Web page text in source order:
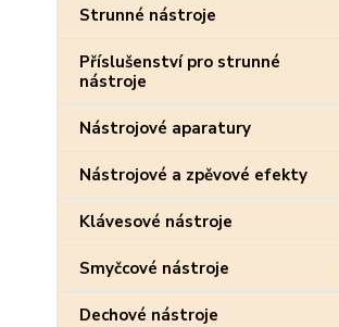
Strunné nástroje
Příslušenství pro strunné
nástroje
Nástrojové aparatury
Nástrojové a zpěvové efekty
Klávesové nástroje
Smyčcové nástroje
Dechové nástroje